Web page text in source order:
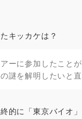
キッカケは？
ーに参加したこと
謎を解明したいと直
的に「東京バイオ